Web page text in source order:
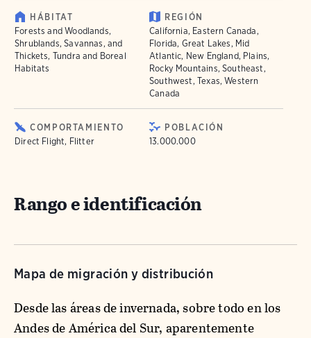
HÁBITAT
Forests and Woodlands,
Shrublands, Savannas, and
Thickets, Tundra and Boreal
Habitats
REGIÓN
California, Eastern Canada,
Florida, Great Lakes, Mid
Atlantic, New England, Plains,
Rocky Mountains, Southeast,
Southwest, Texas, Western
Canada
COMPORTAMIENTO
Direct Flight, Flitter
POBLACIÓN
13.000.000
Rango e identificación
Mapa de migración y distribución
Desde las áreas de invernada, sobre todo en los
Andes de América del Sur, aparentemente